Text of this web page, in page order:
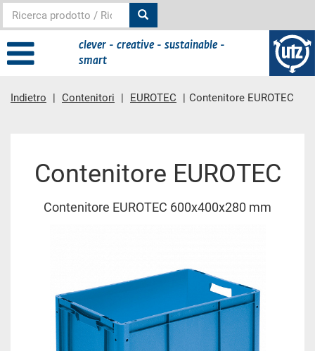
clever - creative - sustainable -
smart
Indietro Contenitori EUROTEC Contenitore EUROTEC
Contenitore EUROTEC
Contenitore EUROTEC 600x400x280 mm